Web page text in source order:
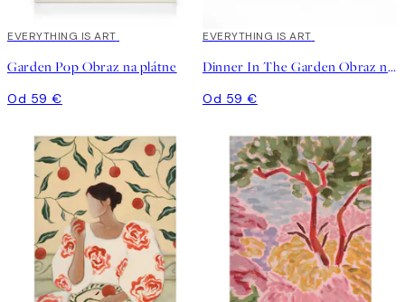
EVERYTHING IS ART
Garden Pop Obraz na plátne
Od 59 €
EVERYTHING IS ART
Dinner In The Garden Obraz na plátne
Od 59 €